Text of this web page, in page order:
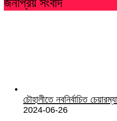
চৌহালীতে নবনির্বাচিত
2024-06-26